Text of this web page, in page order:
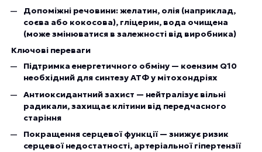
Допоміжні речовини: желатин, олія (наприклад,
соєва або кокосова), гліцерин, вода очищена
(може змінюватися в залежності від виробника)
Ключові переваги
Підтримка енергетичного обміну — коензим Q10
необхідний для синтезу АТФ у мітохондріях
Антиоксидантний захист — нейтралізує вільні
радикали, захищає клітини від передчасного
старіння
Покращення серцевої функції — знижує ризик
серцевої недостатності, артеріальної гіпертензії